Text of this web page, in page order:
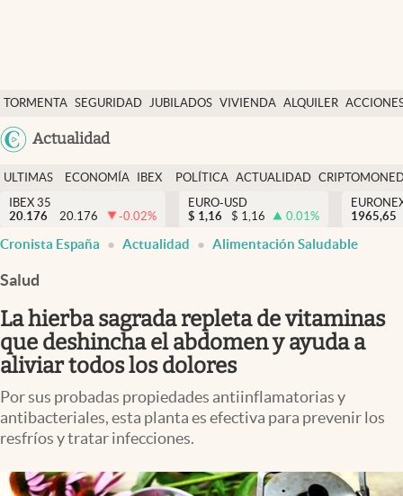
TORMENTA SEGURIDAD JUBILADOS VIVIENDA ALQUILER
USA
Colombia
Actualidad
Economía y finanzas
Política
Actualidad
Criptomonedas
España
ULTIMAS
NOTICIAS
ECONOMÍA
FINANZAS
IBEX
EURO
POLÍTICA ACTUALIDAD
IBEX 35
20.176
20.176 -0.02%
EURO-USD
$ 1,16 $ 1,16 0.01%
1965,65
Cronista España Actualidad Alimentación Saludable
Salud
La hierba sagrada repleta de vitaminas
que deshincha el abdomen y ayuda a
aliviar todos los dolores
Por sus probadas propiedades antiinflamatorias y
antibacteriales, esta planta es efectiva para prevenir los
resfríos y tratar infecciones.